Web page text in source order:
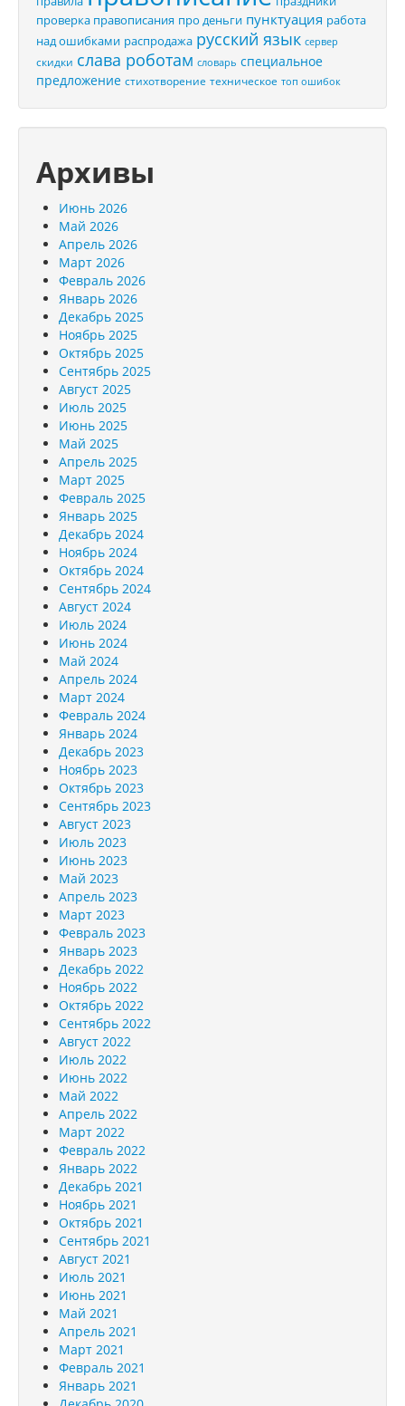
проверка правописания про деньги пунктуация работа
над ошибками распродажа русский язык сервер
скидки слава роботам словарь специальное
предложение стихотворение техническое топ ошибок
Архивы
Июнь 2026
Май 2026
Апрель 2026
Март 2026
Февраль 2026
Январь 2026
Декабрь 2025
Ноябрь 2025
Октябрь 2025
Сентябрь 2025
Август 2025
Июль 2025
Июнь 2025
Май 2025
Апрель 2025
Март 2025
Февраль 2025
Январь 2025
Декабрь 2024
Ноябрь 2024
Октябрь 2024
Сентябрь 2024
Август 2024
Июль 2024
Июнь 2024
Май 2024
Апрель 2024
Март 2024
Февраль 2024
Январь 2024
Декабрь 2023
Ноябрь 2023
Октябрь 2023
Сентябрь 2023
Август 2023
Июль 2023
Июнь 2023
Май 2023
Апрель 2023
Март 2023
Февраль 2023
Январь 2023
Декабрь 2022
Ноябрь 2022
Октябрь 2022
Сентябрь 2022
Август 2022
Июль 2022
Июнь 2022
Май 2022
Апрель 2022
Март 2022
Февраль 2022
Январь 2022
Декабрь 2021
Ноябрь 2021
Октябрь 2021
Сентябрь 2021
Август 2021
Июль 2021
Июнь 2021
Май 2021
Апрель 2021
Март 2021
Февраль 2021
Январь 2021